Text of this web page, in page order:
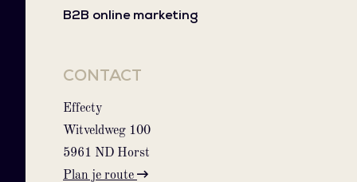
B2B online marketing
CONTACT
Effecty
Witveldweg 100
5961 ND Horst
Plan je route